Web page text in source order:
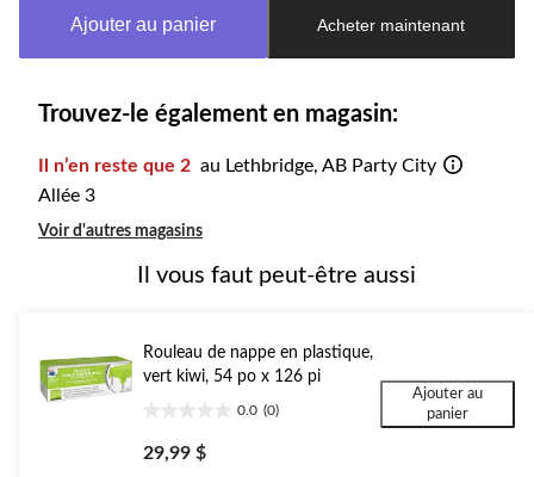
à
Ajouter au panier Acheter maintenant
Trouvez-le également en magasin:
Il n’en reste que 2 au Lethbridge, AB Party City
Allée 3
Voir d'autres magasins
Il vous faut peut-être aussi
Rouleau de nappe en plastique,
vert kiwi, 54 po x 126 pi
0.0 (0)
étoile(s)
sur
29,99 $
Ajouter au
panier